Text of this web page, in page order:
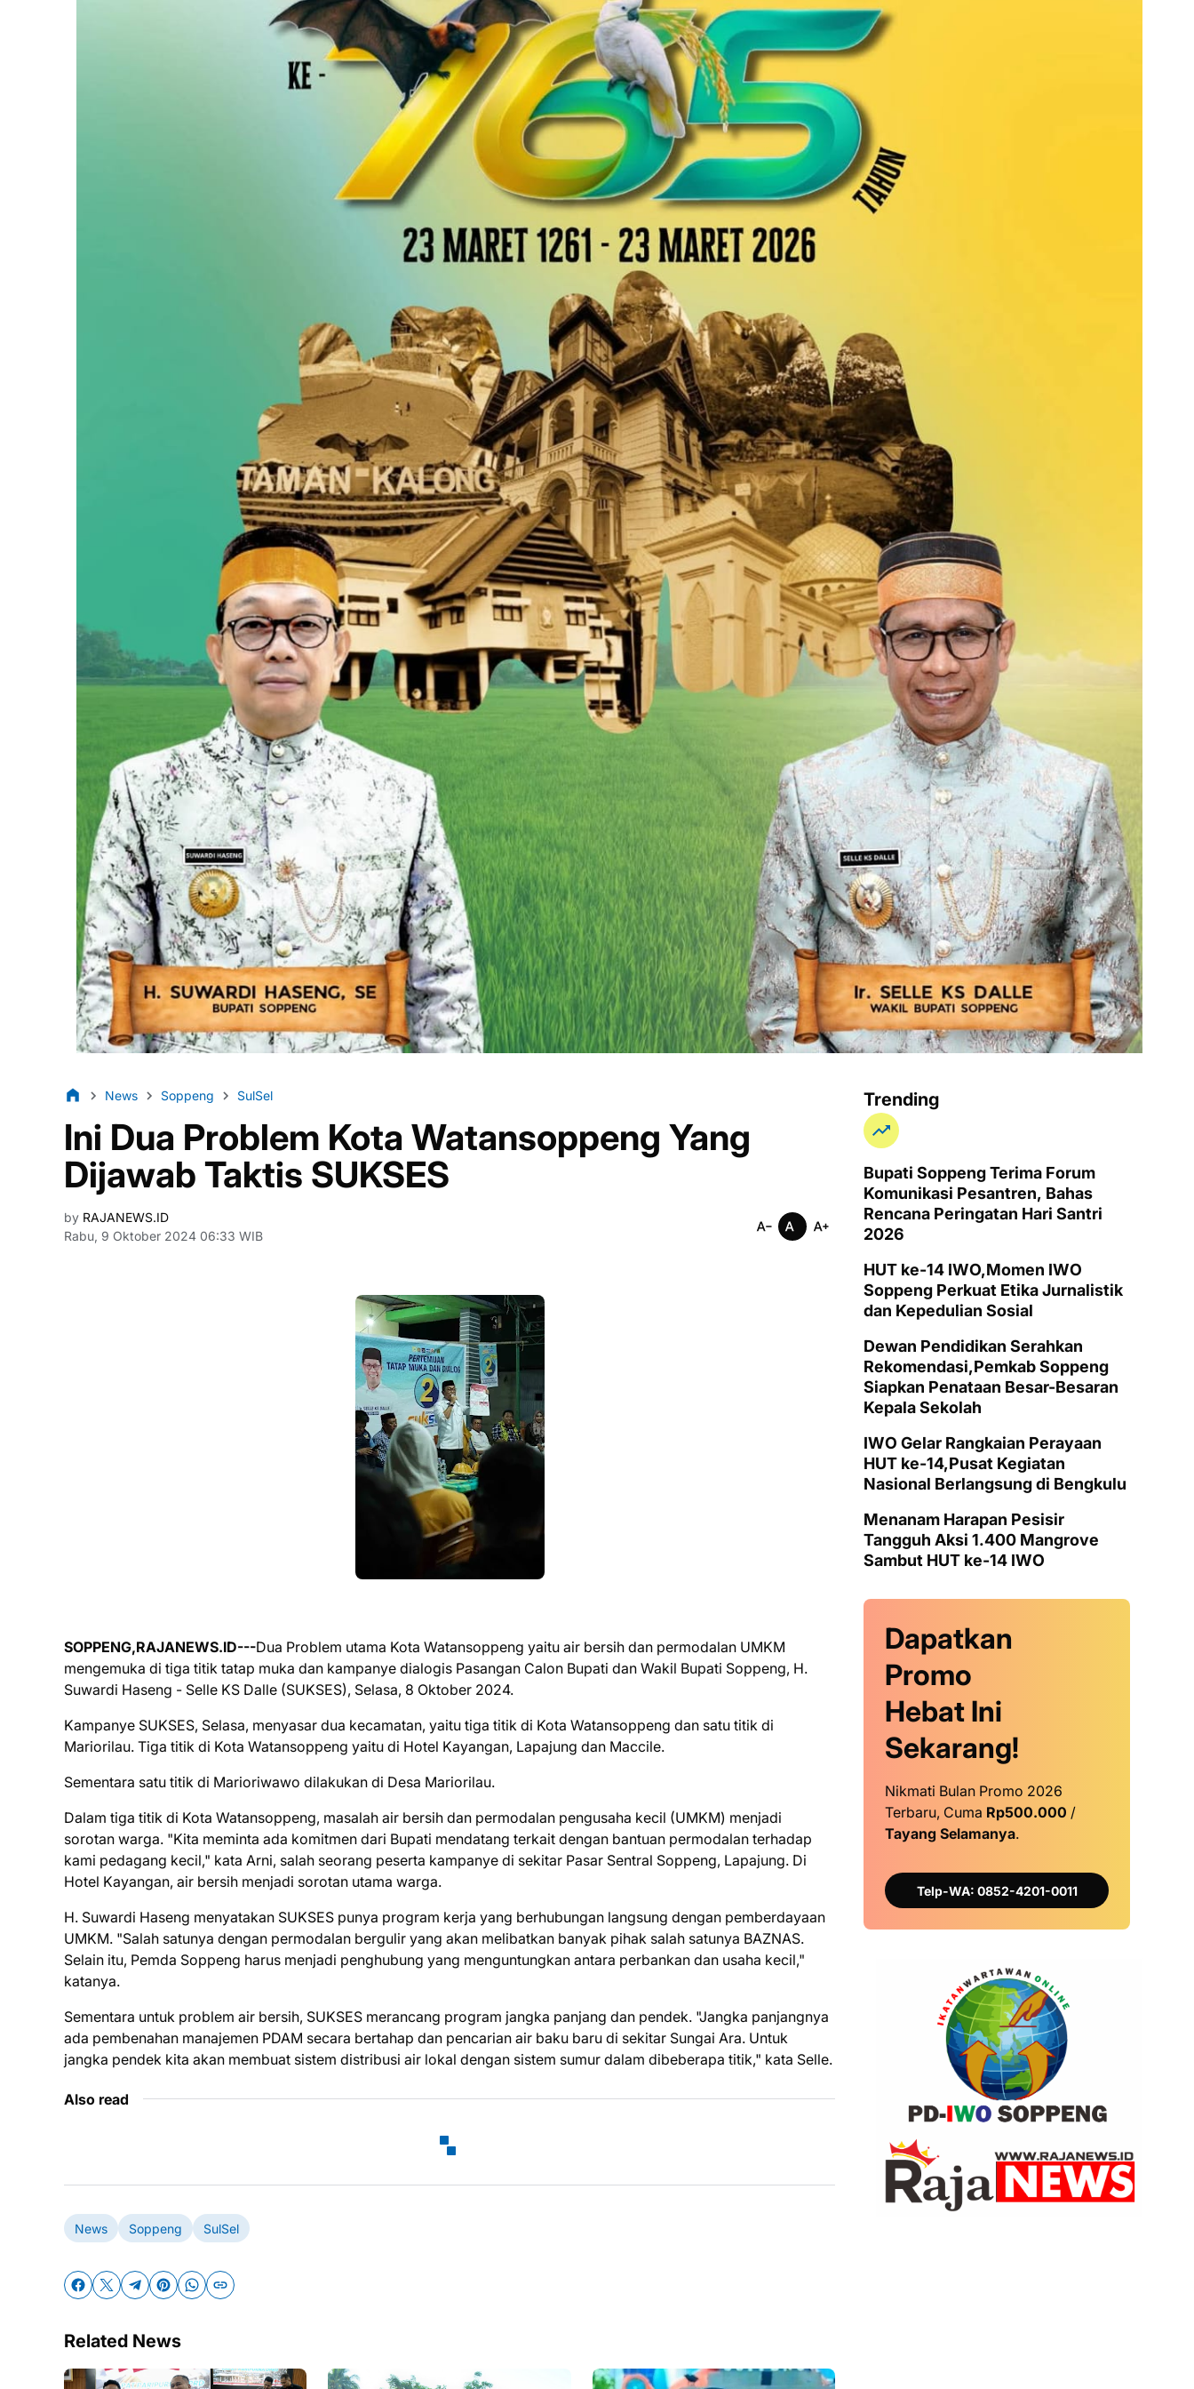
News Soppeng SulSel
Ini Dua Problem Kota Watansoppeng Yang
Dijawab Taktis SUKSES
by RAJANEWS.ID
Rabu, 9 Oktober 2024 06:33 WIB
SOPPENG,RAJANEWS.ID---Dua Problem utama Kota Watansoppeng yaitu air bersih dan permodalan UMKM
mengemuka di tiga titik tatap muka dan kampanye dialogis Pasangan Calon Bupati dan Wakil Bupati Soppeng, H.
Suwardi Haseng - Selle KS Dalle (SUKSES), Selasa, 8 Oktober 2024.
Kampanye SUKSES, Selasa, menyasar dua kecamatan, yaitu tiga titik di Kota Watansoppeng dan satu titik di
Mariorilau. Tiga titik di Kota Watansoppeng yaitu di Hotel Kayangan, Lapajung dan Maccile.
Sementara satu titik di Marioriwawo dilakukan di Desa Mariorilau.
Dalam tiga titik di Kota Watansoppeng, masalah air bersih dan permodalan pengusaha kecil (UMKM) menjadi
sorotan warga. "Kita meminta ada komitmen dari Bupati mendatang terkait dengan bantuan permodalan terhadap
kami pedagang kecil," kata Arni, salah seorang peserta kampanye di sekitar Pasar Sentral Soppeng, Lapajung. Di
Hotel Kayangan, air bersih menjadi sorotan utama warga.
H. Suwardi Haseng menyatakan SUKSES punya program kerja yang berhubungan langsung dengan pemberdayaan
UMKM. "Salah satunya dengan permodalan bergulir yang akan melibatkan banyak pihak salah satunya BAZNAS.
Selain itu, Pemda Soppeng harus menjadi penghubung yang menguntungkan antara perbankan dan usaha kecil,"
katanya.
Sementara untuk problem air bersih, SUKSES merancang program jangka panjang dan pendek. "Jangka panjangnya
ada pembenahan manajemen PDAM secara bertahap dan pencarian air baku baru di sekitar Sungai Ara. Untuk
jangka pendek kita akan membuat sistem distribusi air lokal dengan sistem sumur dalam dibeberapa titik," kata Selle.
Also read
News Soppeng SulSel
Related News
Trending
Bupati Soppeng Terima Forum
Komunikasi Pesantren, Bahas
Rencana Peringatan Hari Santri
2026
HUT ke-14 IWO,Momen IWO
Soppeng Perkuat Etika Jurnalistik
dan Kepedulian Sosial
Dewan Pendidikan Serahkan
Rekomendasi,Pemkab Soppeng
Siapkan Penataan Besar-Besaran
Kepala Sekolah
IWO Gelar Rangkaian Perayaan
HUT ke-14,Pusat Kegiatan
Nasional Berlangsung di Bengkulu
Menanam Harapan Pesisir
Tangguh Aksi 1.400 Mangrove
Sambut HUT ke-14 IWO
Dapatkan
Promo
Hebat Ini
Sekarang!
Nikmati Bulan Promo 2026
Terbaru, Cuma Rp500.000 /
Tayang Selamanya.
Telp-WA: 0852-4201-0011